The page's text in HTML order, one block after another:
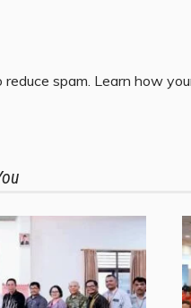
spam. Learn how